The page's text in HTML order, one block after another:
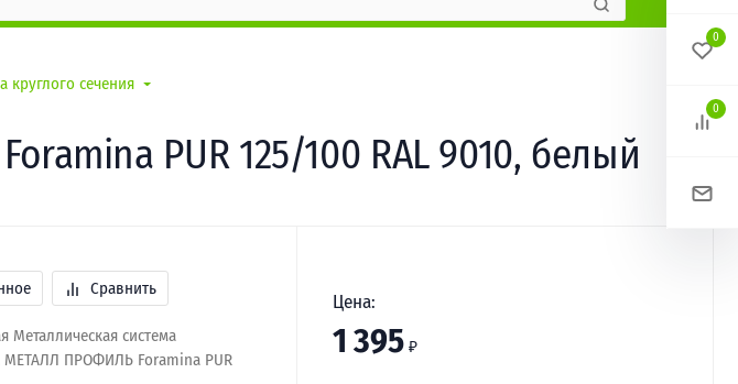
круглого сечения
PUR 125/100 RAL 9010, белый
Сравнить
Металлическая система
МЕТАЛЛ ПРОФИЛЬ Foramina PUR
Цена:
1 395 ₽
0
0